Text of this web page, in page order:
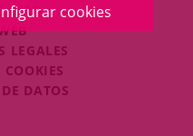
cookies
UNA
APLICACIÓN
EXTERNA.
UNA
EXTERNA.
LEGALES
DATOS